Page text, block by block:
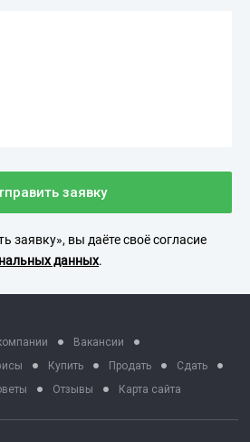
заявку
заявку», вы даёте своё согласие
данных.
Вакансии
Купить Продать
Сдать
Отзывы Карта сайта